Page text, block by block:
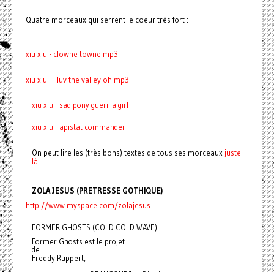
Quatre morceaux qui serrent le coeur très fort :
xiu xiu - clowne towne.mp3
xiu xiu - i luv the valley oh.mp3
xiu xiu - sad pony guerilla girl
xiu xiu - apistat commander
On peut lire les (très bons) textes de tous ses morceaux juste
là.
ZOLA JESUS (PRETRESSE GOTHIQUE)
http://www.myspace.com/zolajesus
FORMER GHOSTS (COLD COLD WAVE)
Former Ghosts est le projet
de
Freddy Ruppert,